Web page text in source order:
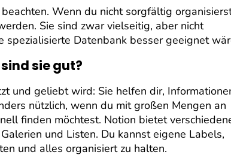
Wenn du nicht sorgfältig
Sie sind zwar vielseitig, aber nicht
Datenbank besser geeignet
sie gut?
und geliebt wird: Sie helfen dir,
nützlich, wenn du mit großen Mengen an
finden möchtest. Notion bietet
und Listen. Du kannst eigene Labels,
und alles organisiert zu halten.